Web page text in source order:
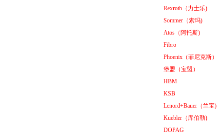
Rexroth （力士乐)
Sommer （索玛)
Atos （阿托斯)
Fibro
Phoenix （菲尼克斯）
堡盟 （宝盟）
HBM
KSB
Lenord+Bauer （兰宝)
Kuebler （库伯勒)
DOPAG